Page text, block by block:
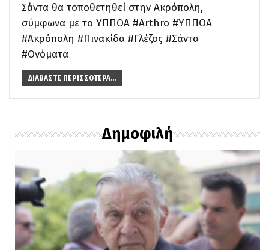
Σάντα θα τοποθετηθεί στην Ακρόπολη,
σύμφωνα με το ΥΠΠΟΑ #Arthro #ΥΠΠΟΑ
#Ακρόπολη #Πινακίδα #Γλέζος #Σάντα
#Ονόματα
ΔΙΑΒΆΣΤΕ ΠΕΡΙΣΣΌΤΕΡΑ...
Δημοφιλή